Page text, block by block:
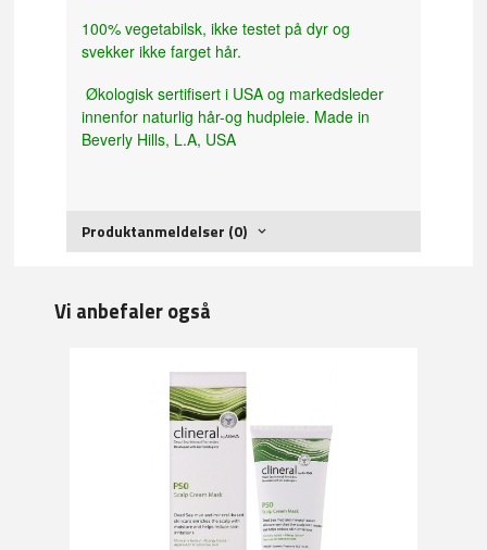
100% vegetabilsk, ikke testet på dyr og
svekker ikke farget hår.
Økologisk sertifisert i USA og markedsleder
innenfor naturlig hår-og hudpleie. Made in
Beverly Hills, L.A, USA
Produktanmeldelser (0)
Vi anbefaler også